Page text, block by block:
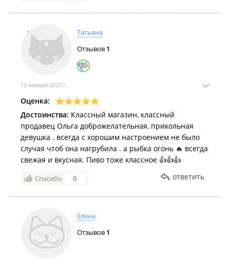
Татьяна
Отзывов 1
13 января 2023 г.
Оценка:
Достоинства: Классный магазин, классный
продавец Ольга доброжелательная, прикольная
девушка . всегда с хорошим настроением не было
случая чтоб она нагрубила . а рыбка огонь 🔥 всегда
свежая и вкусная. Пиво тоже классное 👍👍👍
Спасибо 0 ответить
Елена
Отзывов 1